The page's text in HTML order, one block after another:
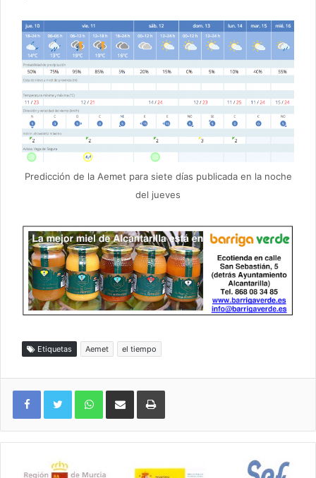
Predicción de la Aemet para siete días publicada en la noche
del jueves
Etiquetas Aemet el tiempo
WhatsAppCompartir por correo electrónicoImprimir